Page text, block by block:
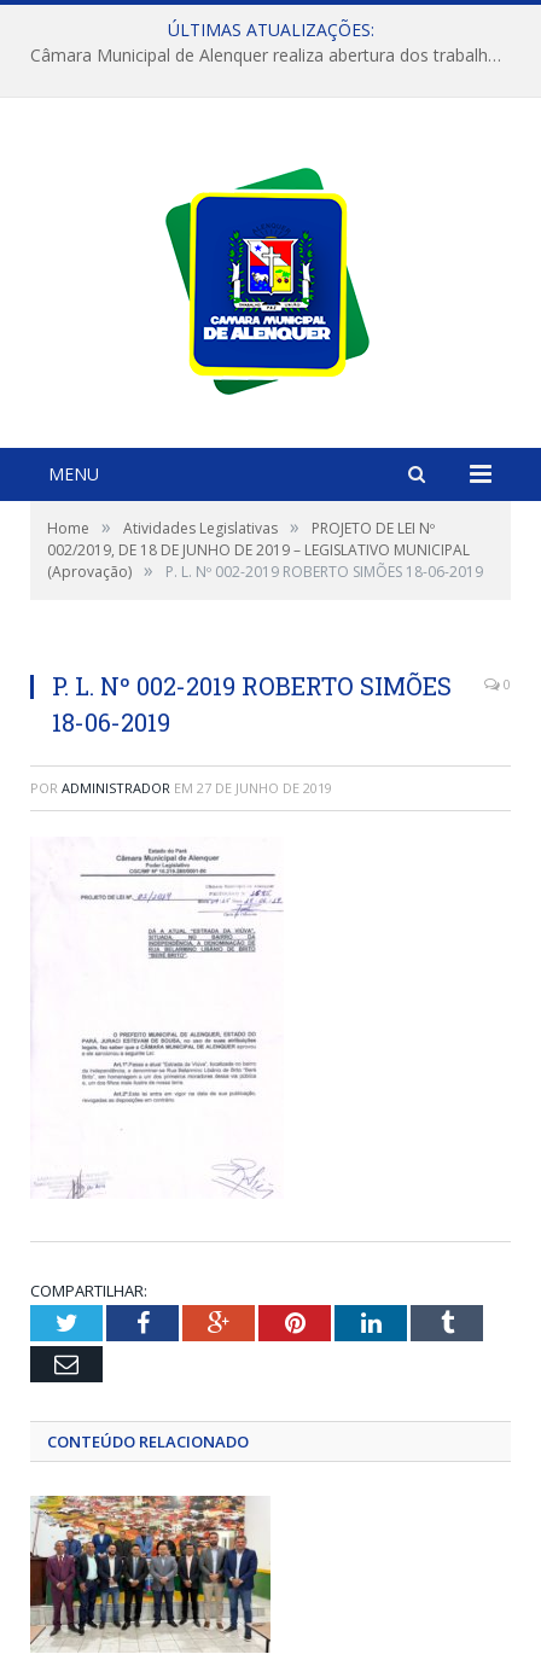
ÚLTIMAS ATUALIZAÇÕES:
Câmara Municipal de Alenquer realiza abertura dos trabalhos do 4º Período Legislativo
MENU
Home » Atividades Legislativas »
PROJETO DE LEI Nº
002/2019, DE 18 DE JUNHO DE 2019 – LEGISLATIVO MUNICIPAL
(Aprovação) » P. L. Nº 002-2019 ROBERTO SIMÕES 18-06-2019
P. L. Nº 002-2019 ROBERTO SIMÕES
18-06-2019
0
POR ADMINISTRADOR EM 27 DE JUNHO DE 2019
COMPARTILHAR:
TwitterFacebookGoogle+PinterestLinkedInTumblr
Email
CONTEÚDO RELACIONADO